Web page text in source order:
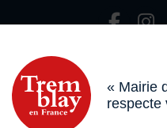
« Mairie
respecte
Adresse dans le
18 boulevard de l’Hôtel
Horaires
Du lundi au vendredi de
Le samedi de 8h30 à 12h